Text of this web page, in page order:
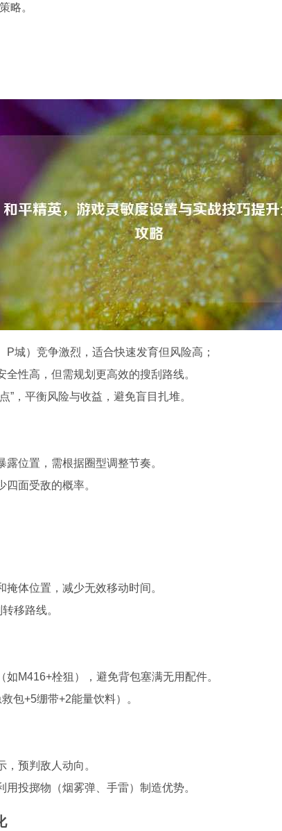
略。
P城）竞争激烈，适合快速发育但风险高；
全性高，但需规划更高效的搜刮路线。
”，平衡风险与收益，避免盲目扎堆。
位置，需根据圈型调整节奏。
四面受敌的概率。
体位置，减少无效移动时间。
移路线。
如M416+栓狙），避免背包塞满无用配件。
包+5绷带+2能量饮料）。
，预判敌人动向。
用投掷物（烟雾弹、手雷）制造优势。